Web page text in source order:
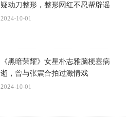
疑动刀整形，整形网红不忍帮辟谣
2024-10-01
《黑暗荣耀》女星朴志雅脑梗塞病
逝，曾与张震合拍过激情戏
2024-10-01